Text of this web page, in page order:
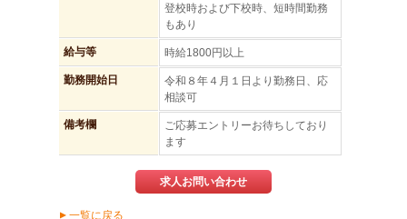
登校時および下校時、短時間勤務
もあり
給与等 時給1800円以上
勤務開始日
令和８年４月１日より勤務日、応
相談可
備考欄
ご応募エントリーお待ちしており
ます
求人お問い合わせ
▲一覧に戻る